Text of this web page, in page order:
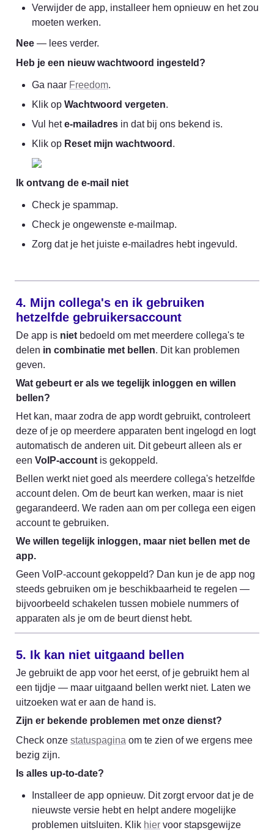
Verwijder de app, installeer hem opnieuw en het zou
moeten werken.
Nee — lees verder.
Heb je een nieuw wachtwoord ingesteld?
Ga naar Freedom.
Klik op Wachtwoord vergeten.
Vul het e-mailadres in dat bij ons bekend is.
Klik op Reset mijn wachtwoord .
Ik ontvang de e-mail niet
Check je spammap.
Check je ongewenste e-mailmap.
Zorg dat je het juiste e-mailadres hebt ingevuld.
4. Mijn collega's en ik gebruiken
hetzelfde gebruikersaccount
De app is niet bedoeld om met meerdere collega's te
delen in combinatie met bellen. Dit kan problemen
geven.
Wat gebeurt er als we tegelijk inloggen en willen
bellen?
Het kan, maar zodra de app wordt gebruikt, controleert
deze of je op meerdere apparaten bent ingelogd en logt
automatisch de anderen uit. Dit gebeurt alleen als er
een VoIP-account is gekoppeld.
Bellen werkt niet goed als meerdere collega's hetzelfde
account delen. Om de beurt kan werken, maar is niet
gegarandeerd. We raden aan om per collega een eigen
account te gebruiken.
We willen tegelijk inloggen, maar niet bellen met de
app.
Geen VoIP-account gekoppeld? Dan kun je de app nog
steeds gebruiken om je beschikbaarheid te regelen —
bijvoorbeeld schakelen tussen mobiele nummers of
apparaten als je om de beurt dienst hebt.
5. Ik kan niet uitgaand bellen
Je gebruikt de app voor het eerst, of je gebruikt hem al
een tijdje — maar uitgaand bellen werkt niet. Laten we
uitzoeken wat er aan de hand is.
Zijn er bekende problemen met onze dienst?
Check onze statuspagina om te zien of we ergens mee
bezig zijn.
Is alles up-to-date?
Installeer de app opnieuw. Dit zorgt ervoor dat je de
nieuwste versie hebt en helpt andere mogelijke
problemen uitsluiten. Klik hier voor stapsgewijze